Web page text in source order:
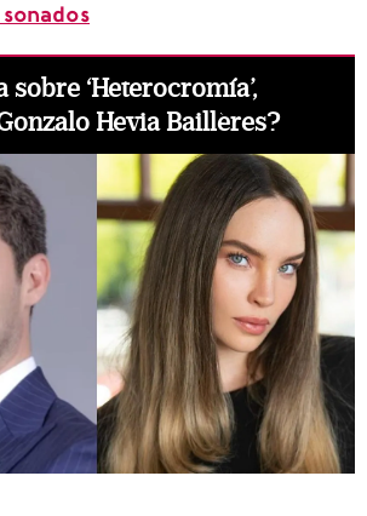
sobre ‘Heterocromía’,
Hevia Baillères?